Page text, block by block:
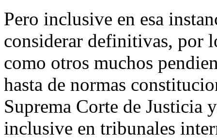
Pero inclusive en esa
considerar definitivas, por
como otros muchos
hasta de normas
Suprema Corte de Justicia
inclusive en tribunales